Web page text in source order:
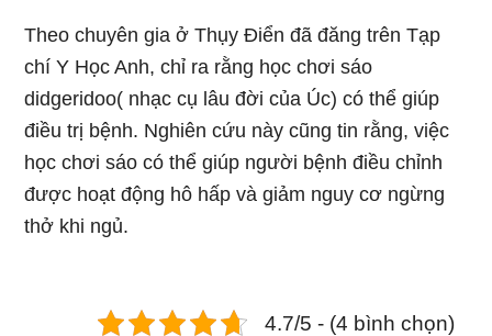
Theo chuyên gia ở Thụy Điển đã đăng trên Tạp
chí Y Học Anh, chỉ ra rằng học chơi sáo
didgeridoo( nhạc cụ lâu đời của Úc) có thể giúp
điều trị bệnh. Nghiên cứu này cũng tin rằng, việc
học chơi sáo có thể giúp người bệnh điều chỉnh
được hoạt động hô hấp và giảm nguy cơ ngừng
thở khi ngủ.
4.7/5 - (4 bình chọn)